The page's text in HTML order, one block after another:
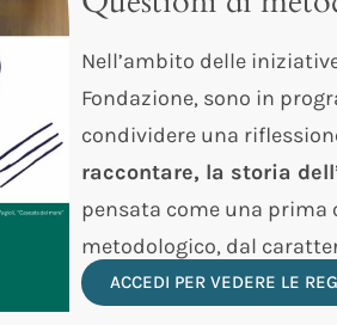
Nell’ambito delle
Fondazione, sono in
condividere una
raccontare, la storia
pensata come una
metodologico, dal
ACCEDI PER VEDERE LE